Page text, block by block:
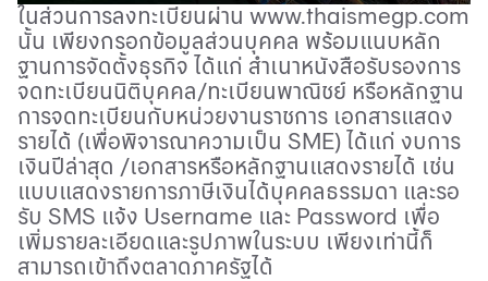
ในส่วนการลงทะเบียนผ่าน www.thaismegp.com
นั้น เพียงกรอกข้อมูลส่วนบุคคล พร้อมแนบหลัก
ฐานการจัดตั้งธุรกิจ ได้แก่ สำเนาหนังสือรับรองการ
จดทะเบียนนิติบุคคล/ทะเบียนพาณิชย์ หรือหลักฐาน
การจดทะเบียนกับหน่วยงานราชการ เอกสารแสดง
รายได้ (เพื่อพิจารณาความเป็น SME) ได้แก่ งบการ
เงินปีล่าสุด /เอกสารหรือหลักฐานแสดงรายได้ เช่น
แบบแสดงรายการภาษีเงินได้บุคคลธรรมดา และรอ
รับ SMS แจ้ง Username และ Password เพื่อ
เพิ่มรายละเอียดและรูปภาพในระบบ เพียงเท่านี้ก็
สามารถเข้าถึงตลาดภาครัฐได้